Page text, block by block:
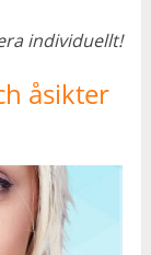
individuellt!
åsikter